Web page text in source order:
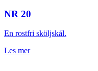
NR 20
En rostfri sköljskål.
Les mer